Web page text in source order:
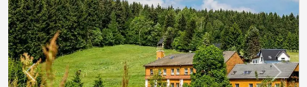
Previous Next